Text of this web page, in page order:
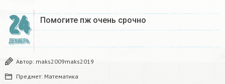
24
ДЕКАБРЬ
Помогите пж очень срочно​
Автор: maks2009maks2019
Предмет: Математика